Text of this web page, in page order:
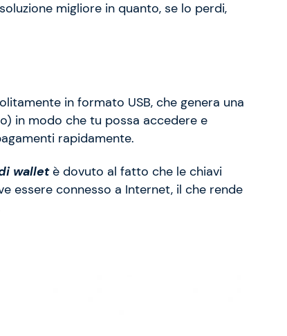
migliore in quanto, se lo perdi,
in formato USB, che genera una
in modo che tu possa accedere e
rapidamente.
walletè dovuto al fatto che le chiavi
essere connesso a Internet, il che rende